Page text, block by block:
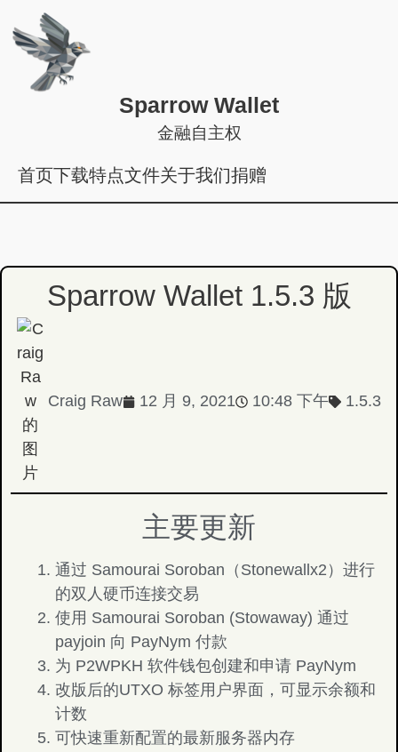
Sparrow Wallet
金融自主权
首页下载特点文件关于我们捐赠
Sparrow Wallet 1.5.3 版
Craig Raw 12 月 9, 2021 10:48 下午 1.5.3
主要更新
通过 Samourai Soroban（Stonewallx2）进行
的双人硬币连接交易
使用 Samourai Soroban (Stowaway) 通过
payjoin 向 PayNym 付款
为 P2WPKH 软件钱包创建和申请 PayNym
改版后的UTXO 标签用户界面，可显示余额和
计数
可快速重新配置的最新服务器内存